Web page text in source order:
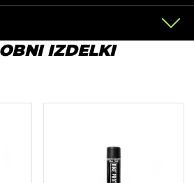
IZDELKI